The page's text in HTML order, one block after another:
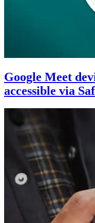
Google Meet
accessible via